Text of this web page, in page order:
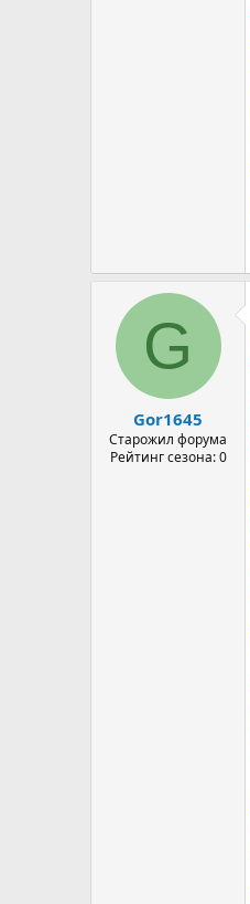
G
Gor1645
Старожил форума
Рейтинг сезона: 0